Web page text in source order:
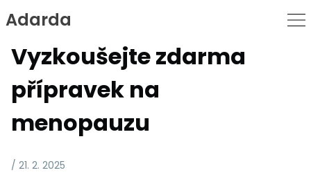
Skip
to
Content
Adarda
Vyzkoušejte zdarma
přípravek na
menopauzu
/ 21. 2. 2025